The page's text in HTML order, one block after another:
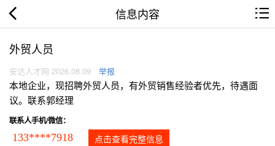
信息内容
外贸人员
安达人才网 2026.08.09 举报
本地企业，现招聘外贸人员，有外贸销售经验者优先，待遇面
议。联系郭经理
联系人手机/微信：
133****7918 点击查看完整信息